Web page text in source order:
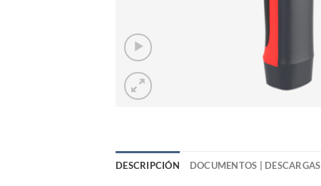
DESCRIPCIÓN DOCUMENTOS | DESCARGAS